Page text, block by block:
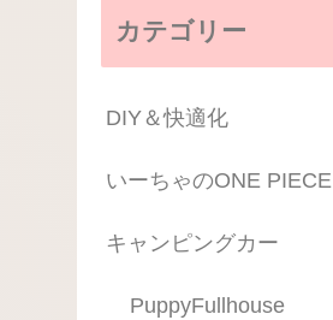
カテゴリー
DIY＆快適化
いーちゃのONE PIECE
キャンピングカー
PuppyFullhouse